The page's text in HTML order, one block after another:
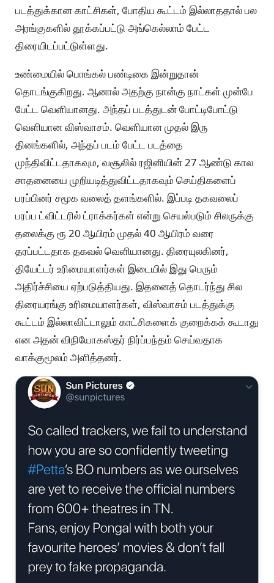
படத்துக்கான காட்சிகள், போதிய கூட்டம் இல்லாததால் பல
அரங்குகளில் தூக்கப்பட்டு அங்கெல்லாம் பேட்ட
திரையிடப்பட்டுள்ளது.
உண்மையில் பொங்கல் பண்டிகை இன்றுதான்
தொடங்குகிறது. ஆனால் அதற்கு நான்கு நாட்கள் முன்பே
பேட்ட வெளியானது. அந்தப் படத்துடன் போட்டிபோட்டு
வெளியான விஸ்வாசம். வெளியான முதல் இரு
தினங்களில், அந்தப் படம் பேட்ட படத்தை
முந்திவிட்டதாகவும, வசூலில் ரஜினியின் 27 ஆண்டு கால
சாதனையை முறியடித்துவிட்டதாகவும் செய்திகளைப்
பரப்பினர் சமூக வலைத் தளங்களில். இப்படி தகவலைப்
பரப்ப ட்விட்டரில் ட்ராக்கர்கள் என்று செயல்படும் சிலருக்கு
தலைக்கு ரூ 20 ஆயிரம் முதல் 40 ஆயிரம் வரை
தரப்பட்டதாக தகவல் வெளியானது. திரையுலகினர்,
தியேட்டர் உரிமையாளர்கள் இடையில் இது பெரும்
அதிர்ச்சியை ஏற்படுத்தியது. இதனைத் தொடர்ந்து சில
திரையரங்கு உரிமையாளர்கள், விஸ்வாசம் படத்துக்கு
கூட்டம் இல்லாவிட்டாலும் காட்சிகளைக் குறைக்கக் கூடாது
என அதன் விநியோகஸ்தர் நிர்ப்பந்தம் செய்வதாக
வாக்குமூலம் அளித்தனர்.